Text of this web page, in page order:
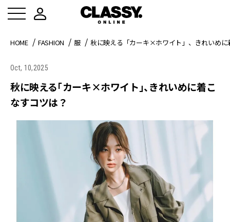
HOME FASHION 服 秋に映える「カーキ×ホワイト」、きれいめに
Oct, 10,2025
秋に映える「カーキ×ホワイト」、きれいめに着こ
なすコツは？